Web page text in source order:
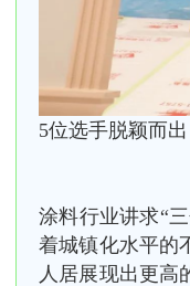
5位选手脱颖而
涂料行业讲求“
着城镇化水平的
人居展现出更高